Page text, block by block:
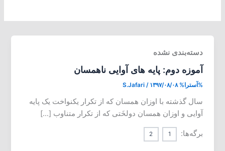
دسته‌بندی نشده
آموزه دوم: پایه های آوایی ناهمسان
%آسترا% S.Jafari / ۱۳۹۷/۰۸/۰۸
سال گذشته با اوزان همسان که از تکرار یکنواخت یک پایه
آوایی و اوزان همسان دولخَتی که از تکرار متناوب […]
برگه‌ها: 1
2